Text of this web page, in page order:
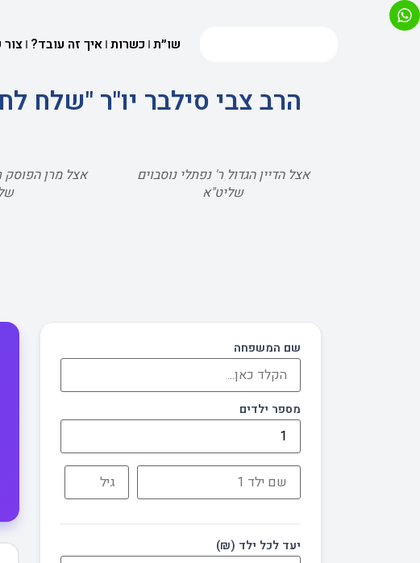
שו״ת כשרות איך זה עובד?
הרב צבי סילבר יו"ר "שלח
אצל הדיין הגדול ר' נפתלי נוסבוים
שליט"א
אצל מרן הפוסק
שם המשפחה
מספר ילדים
יעד לכל ילד (₪)